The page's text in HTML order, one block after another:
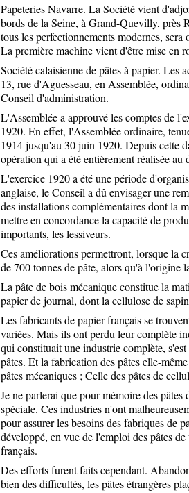
Papeteries Navarre. La Société vient
bords de la Seine, à Grand-Quevilly, près
tous les perfectionnements modernes,
La première machine vient d'être mise en
Société calaisienne de pâtes à papier. Les
13, rue d'Aguesseau, en Assemblée,
Conseil d'administration.
L'Assemblée a approuvé les comptes de
1920. En effet, l'Assemblée ordinaire,
1914 jusqu'au 30 juin 1920. Depuis cette
opération qui a été entièrement réalisée au
L'exercice 1920 a été une période
anglaise, le Conseil a dû envisager une
des installations complémentaires dont la
mettre en concordance la capacité de
importants, les lessiveurs.
Ces améliorations permettront, lorsque la
de 700 tonnes de pâte, alors qu'à l'origine
La pâte de bois mécanique constitue la
papier de journal, dont la cellulose de
Les fabricants de papier français se
variées. Mais ils ont perdu leur complète
qui constituait une industrie complète,
pâtes. Et la fabrication des pâtes elle-
pâtes mécaniques ; Celle des pâtes de
Je ne parlerai que pour mémoire des
spéciale. Ces industries n'ont
pour assurer les besoins des fabriques de
développé, en vue de l'emploi des pâtes
français.
Des efforts furent faits cependant.
bien des difficultés, les pâtes étrangères